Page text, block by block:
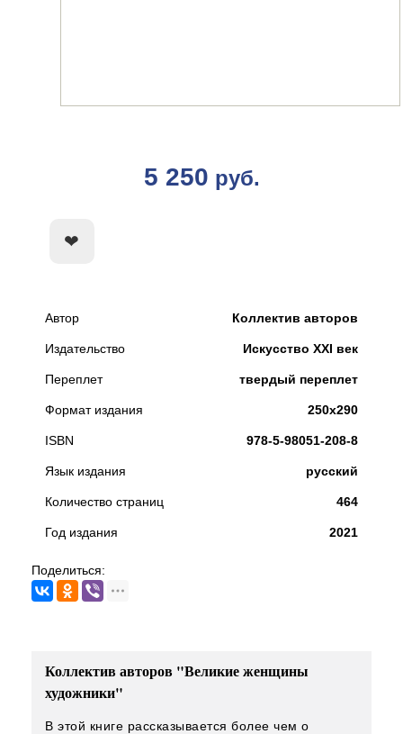
5 250 руб.
Автор Коллектив авторов
Издательство Искусство XXI век
Переплет твердый переплет
Формат издания 250х290
ISBN 978-5-98051-208-8
Язык издания русский
Количество страниц 464
Год издания 2021
Поделиться:
Коллектив авторов "Великие женщины
художники"
В этой книге рассказывается более чем о